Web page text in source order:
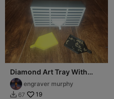
Diamond Art Tray With
Tray Organizer
engraver murphy
 67 19